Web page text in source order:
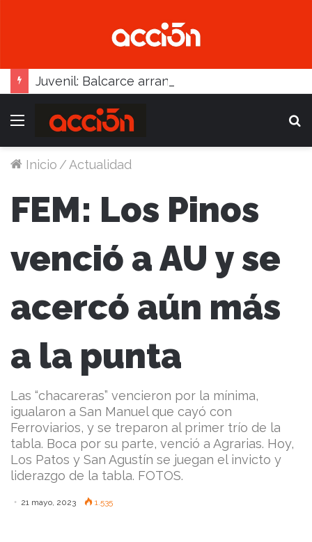
Menú
Inicio /Actualidad
FEM: Los Pinos
venció a AU y se
acercó aún más
a la punta
Las “chacareras” vencieron por la mínima,
igualaron a San Manuel que cayó con
Ferroviarios, y se treparon al primer trío de la
tabla. Boca por su parte, venció a Agrarias. Hoy,
Los Patos y San Agustín se juegan el invicto y
liderazgo de la tabla. FOTOS.
21 mayo, 2023 1.535